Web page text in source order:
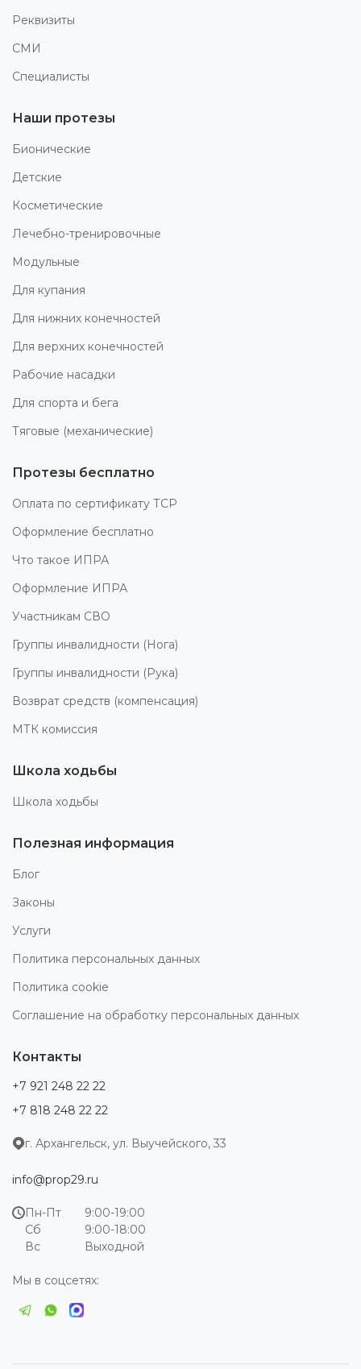
Реквизиты
СМИ
Специалисты
Наши протезы
Бионические
Детские
Косметические
Лечебно-тренировочные
Модульные
Для купания
Для нижних конечностей
Для верхних конечностей
Рабочие насадки
Для спорта и бега
Тяговые (механические)
Протезы бесплатно
Оплата по сертификату ТСР
Оформление бесплатно
Что такое ИПРА
Оформление ИПРА
Участникам СВО
Группы инвалидности (Нога)
Группы инвалидности (Рука)
Возврат средств (компенсация)
МТК комиссия
Школа ходьбы
Школа ходьбы
Полезная информация
Блог
Законы
Услуги
Политика персональных данных
Политика cookie
Соглашение на обработку персональных данных
Контакты
+7 921 248 22 22
+7 818 248 22 22
г. Архангельск, ул. Выучейского, 33
info@prop29.ru
Пн-Пт
9:00-19:00
Сб
9:00-18:00
Вс
Выходной
Мы в соцсетях: